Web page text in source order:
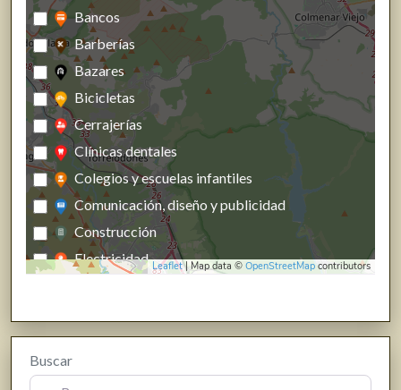
Leaflet| Map data © OpenStreetMap contributors
Bancos
Barberías
Bazares
Bicicletas
Cerrajerías
Clínicas dentales
Colegios y escuelas infantiles
Comunicación, diseño y publicidad
Construcción
Electricidad
Farmacias, parafarmacias y herbolarios
Ferreterías
Buscar